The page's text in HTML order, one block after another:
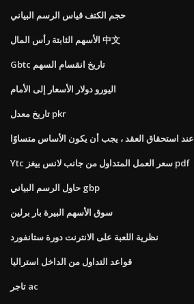
حجم الكتف قياس الرسم البياني
الأسهم الثابتة رأس المال 中文
Gbtc تاريخ انقسام السهم
اليورو دولار الأسعار إلى الأمام
تاريخ معدل pkr
عند استحقاق العقد ، يجب أن يكون الأساس متساوًا
Ytc سعر العمل المتداول من جانب لانس بيغز pdf
حاول الرسم البياني gbp
سوق الأسهم البيرة بار برلين
نظرية اللعبة على الانترنت دورة ستانفورد
قواعد التداول من الداخل استراليا
تاجر ac